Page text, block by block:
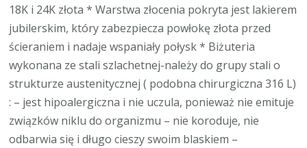
18K i 24K złota * Warstwa złocenia pokryta jest lakierem
jubilerskim, który zabezpiecza powłokę złota przed
ścieraniem i nadaje wspaniały połysk * Biżuteria
wykonana ze stali szlachetnej-należy do grupy stali o
strukturze austenitycznej ( podobna chirurgiczna 316 L)
: – jest hipoalergiczna i nie uczula, ponieważ nie emituje
związków niklu do organizmu – nie koroduje, nie
odbarwia się i długo cieszy swoim blaskiem –